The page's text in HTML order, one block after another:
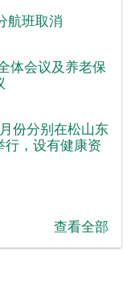
航班取消
体会议及养老保
份分别在松山东
，设有健康资
查看全部